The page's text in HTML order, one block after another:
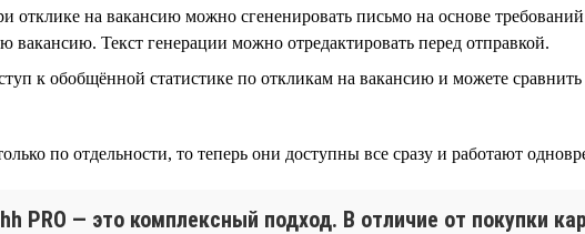
отклике на вакансию можно сгененировать письмо на основе
вакансию. Текст генерации можно отредактировать перед отправкой.
к обобщённой статистике по откликам на вакансию и можете
по отдельности, то теперь они доступны все сразу и работают
PRO — это комплексный подход. В отличие от покупки